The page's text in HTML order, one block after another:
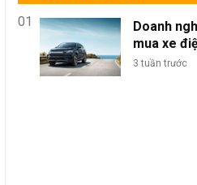
01
Doanh
mua xe
lượng lớn:
3 tuần trước